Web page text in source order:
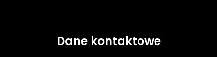
Dane kontaktowe